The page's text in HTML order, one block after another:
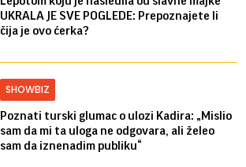
UKRALA JE SVE POGLEDE: Prepoznajete li
čija je ovo ćerka?
SHOWBIZ
Poznati turski glumac o ulozi Kadira: „Mislio
sam da mi ta uloga ne odgovara, ali želeo
sam da iznenadim publiku“